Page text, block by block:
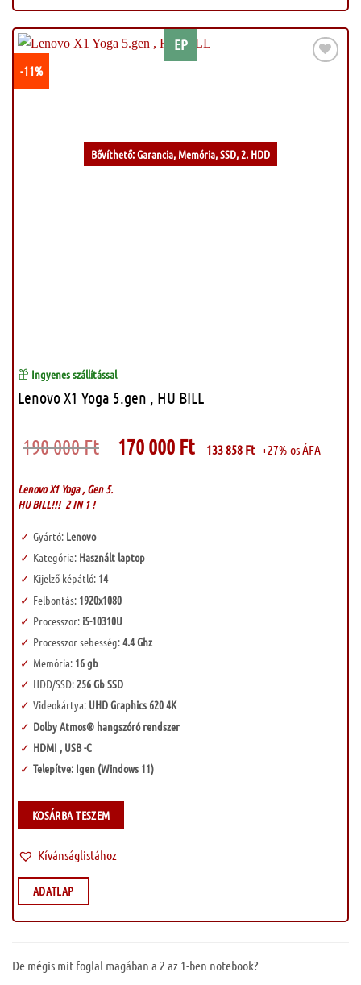
EP
Bővíthető: Garancia, Memória, SSD, 2. HDD
-11%
Ingyenes szállítással
Lenovo X1 Yoga 5.gen , HU BILL
190 000Ft Original
price
000 Ft.
170 000 Ft price
133 858 Ft +27%-os ÁFA
Lenovo X1 Yoga , Gen 5.
HU BILL!!! 2 IN 1 !
Gyártó: Lenovo
Kategória: Használt laptop
Kijelző képátló: 14
Felbontás:1920x1080
Processzor:i5-10310U
Processzor sebesség:4.4 Ghz
Memória:16 gb
HDD/SSD:256 Gb SSD
Videokártya: UHD Graphics 620 4K
Dolby Atmos® hangszóró rendszer
HDMI , USB -C
Telepítve: Igen (Windows 11)
KOSÁRBA TESZEM
Kívánságlistához
ADATLAP
De mégis mit foglal magában a 2 az 1-ben notebook?